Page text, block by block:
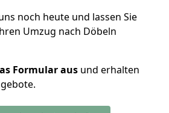
noch heute und lassen Sie
Umzug nach Döbeln
Formular aus und erhalten